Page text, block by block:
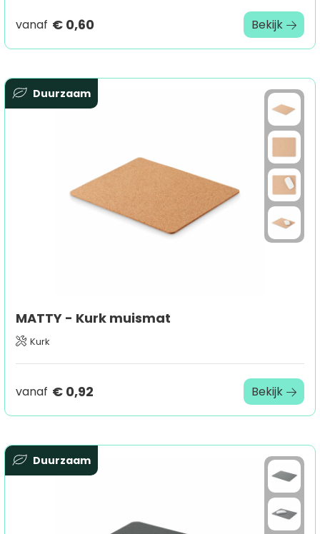
vanaf € 0,60 Bekijk
Duurzaam
MATTY - Kurk muismat
Kurk
vanaf € 0,92 Bekijk
Duurzaam